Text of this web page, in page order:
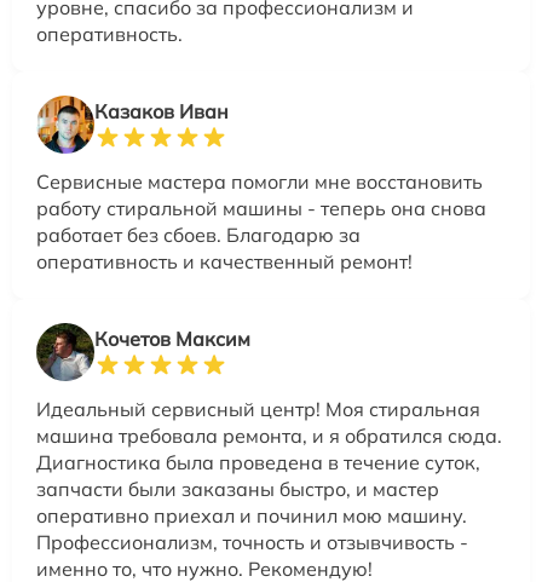
уровне, спасибо за профессионализм и
оперативность.
Казаков Иван
Сервисные мастера помогли мне восстановить
работу стиральной машины - теперь она снова
работает без сбоев. Благодарю за
оперативность и качественный ремонт!
Кочетов Максим
Идеальный сервисный центр! Моя стиральная
машина требовала ремонта, и я обратился сюда.
Диагностика была проведена в течение суток,
запчасти были заказаны быстро, и мастер
оперативно приехал и починил мою машину.
Профессионализм, точность и отзывчивость -
именно то, что нужно. Рекомендую!